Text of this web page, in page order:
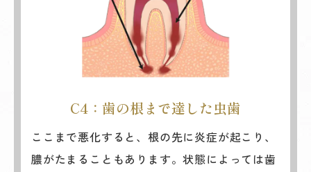
C4：歯の根まで達した虫歯
ここまで悪化すると、根の先に炎症が起こり、
膿がたまることもあります。状態によっては歯